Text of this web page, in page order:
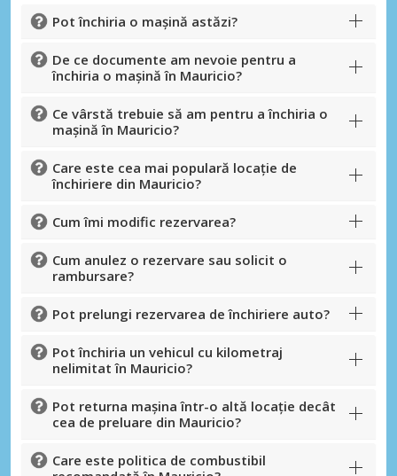
Economii de top
furnizorilor noștri
Pot închiria o mașină astăzi?
De ce documente am nevoie pentru a
închiria o mașină în Mauricio?
Ce vârstă trebuie să am pentru a închiria o
mașină în Mauricio?
Care este cea mai populară locație de
închiriere din Mauricio?
Cum îmi modific rezervarea?
Cum anulez o rezervare sau solicit o
rambursare?
Pot prelungi rezervarea de închiriere auto?
Pot închiria un vehicul cu kilometraj
nelimitat în Mauricio?
Pot returna mașina într-o altă locație decât
cea de preluare din Mauricio?
Care este politica de combustibil